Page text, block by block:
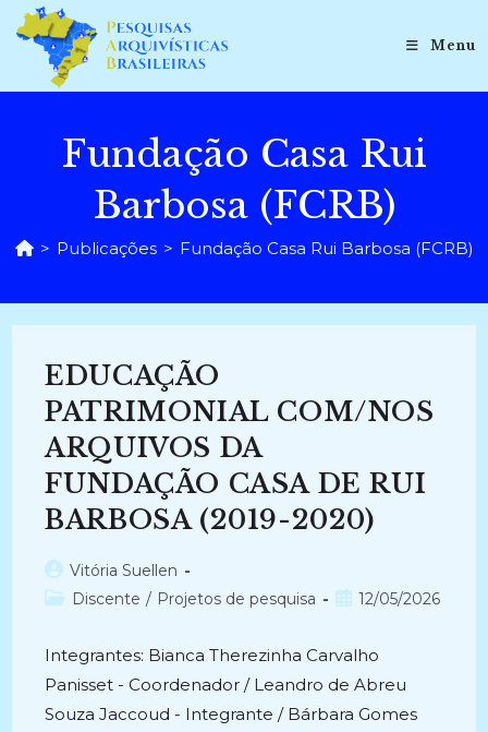
para
conteúdo
Menu
Fundação Casa Rui
Barbosa (FCRB)
> Publicações > Fundação Casa Rui Barbosa (FCRB)
EDUCAÇÃO
PATRIMONIAL COM/NOS
ARQUIVOS DA
FUNDAÇÃO CASA DE RUI
BARBOSA (2019-2020)
Autor
do
Vitória Suellen
Categoria
Discente / Projetos de pesquisa
Post12/05/2026
Integrantes: Bianca Therezinha Carvalho
Panisset - Coordenador / Leandro de Abreu
Souza Jaccoud - Integrante / Bárbara Gomes